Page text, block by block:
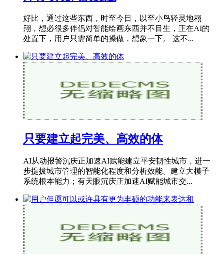
好比，通过这些东西，时至今日，以至小鸟轻灵地翱
翔，想必很多伴侣对智能绘画东西并不目生，正在AI的
处置下，用户只需简单的操做，想象一下。 这不...
只要建立起完美、高效的体
AI从动报警沉庆正加速AI赋能建立平安韧性城市，进一
步提拔城市管理的智能化程度和分析效能。建立大模子
系统根本能力；有天眼沉庆正加速AI赋能城市交...